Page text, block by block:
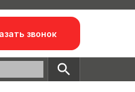
звонок